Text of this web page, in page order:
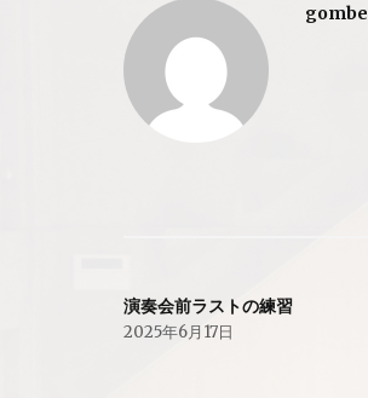
ゲ
ー
gombe
演奏会前ラストの練習
2025年6月17日